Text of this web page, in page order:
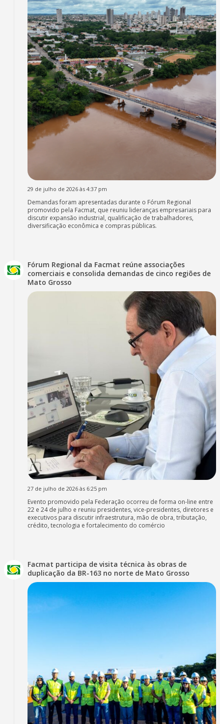
29 de julho de 2026 às 4:37 pm
Demandas foram apresentadas durante o Fórum Regional
promovido pela Facmat, que reuniu lideranças empresariais para
discutir expansão industrial, qualificação de trabalhadores,
diversificação econômica e compras públicas.
Fórum Regional da Facmat reúne associações
comerciais e consolida demandas de cinco regiões de
Mato Grosso
27 de julho de 2026 às 6:25 pm
Evento promovido pela Federação ocorreu de forma on-line entre
22 e 24 de julho e reuniu presidentes, vice-presidentes, diretores e
executivos para discutir infraestrutura, mão de obra, tributação,
crédito, tecnologia e fortalecimento do comércio
Facmat participa de visita técnica às obras de
duplicação da BR-163 no norte de Mato Grosso